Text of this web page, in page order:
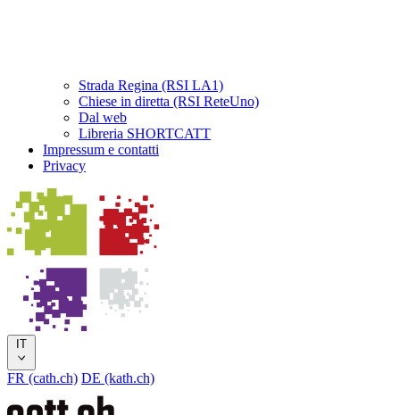
Strada Regina (RSI LA1)
Chiese in diretta (RSI ReteUno)
Dal web
Libreria SHORTCATT
Impressum e contatti
Privacy
IT
FR (cath.ch) DE (kath.ch)